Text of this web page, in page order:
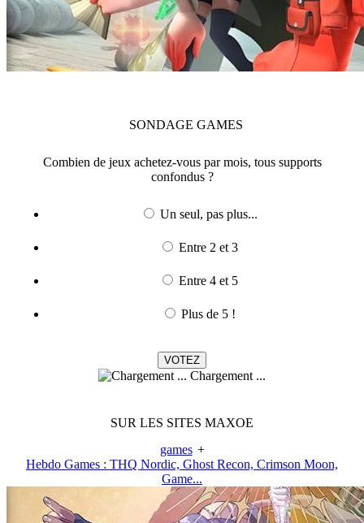
SONDAGE GAMES
Combien de jeux achetez-vous par mois, tous supports
confondus ?
Un seul, pas plus...
Entre 2 et 3
Entre 4 et 5
Plus de 5 !
Chargement ...
SUR LES SITES MAXOE
games +
Hebdo Games : THQ Nordic, Ghost Recon, Crimson Moon,
Game...